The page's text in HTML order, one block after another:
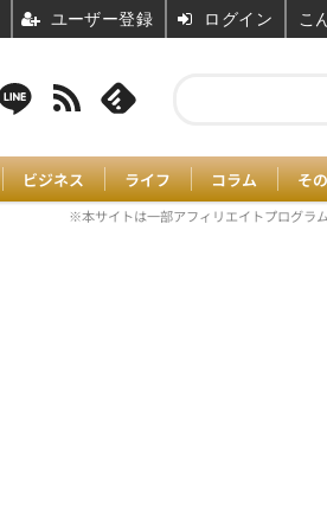
ビジネス ライフ コラム そ
※本サイトは一部アフィリエイトプログラ
ユーザー登録 ログイン こ